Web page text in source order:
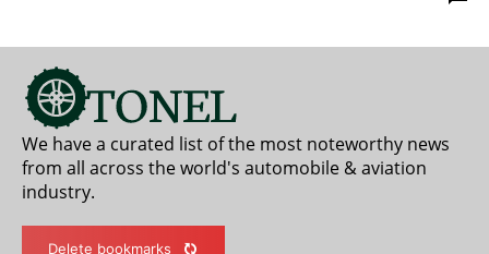
We have a curated list of the most noteworthy news
from all across the world's automobile & aviation
industry.
Delete bookmarks